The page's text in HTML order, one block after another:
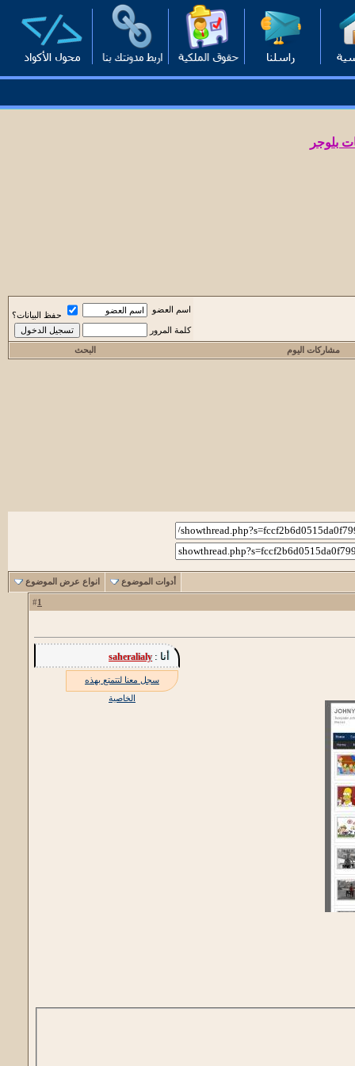
بلوجر
اسم العضو
حفظ البيانات؟
كلمة المرور
مشاركات اليوم البحث
أدوات الموضوع انواع عرض الموضوع
1
أنا :saheralialy
سجل معنا لتتمتع بهذه
الخاصية